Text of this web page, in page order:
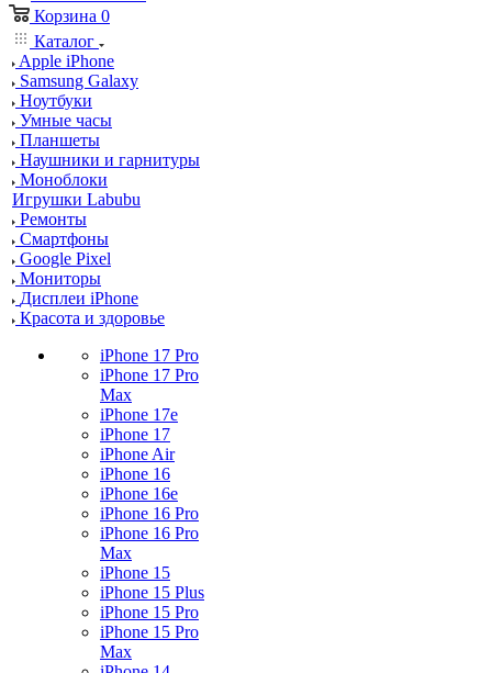
Корзина 0
Каталог
Apple iPhone
Samsung Galaxy
Ноутбуки
Умные часы
Планшеты
Наушники и гарнитуры
Моноблоки
Игрушки Labubu
Ремонты
Смартфоны
Google Pixel
Мониторы
Дисплеи iPhone
Красота и здоровье
iPhone 17 Pro
iPhone 17 Pro
Max
iPhone 17e
iPhone 17
iPhone Air
iPhone 16
iPhone 16e
iPhone 16 Pro
iPhone 16 Pro
Max
iPhone 15
iPhone 15 Plus
iPhone 15 Pro
iPhone 15 Pro
Max